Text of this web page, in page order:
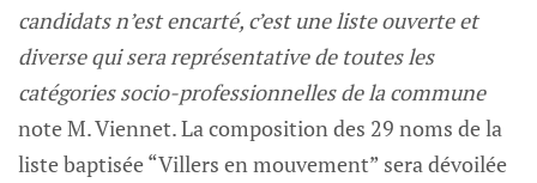
candidats n’est encarté, c’est une liste ouverte et
diverse qui sera représentative de toutes les
catégories socio-professionnelles de la commune
note M. Viennet. La composition des 29 noms de la
liste baptisée “Villers en mouvement” sera dévoilée